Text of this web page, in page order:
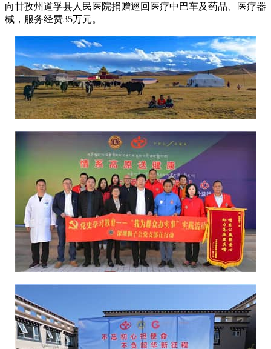
向甘孜州道孚县人民医院捐赠巡回医疗中巴车及药品、医疗器
械，服务经费35万元。